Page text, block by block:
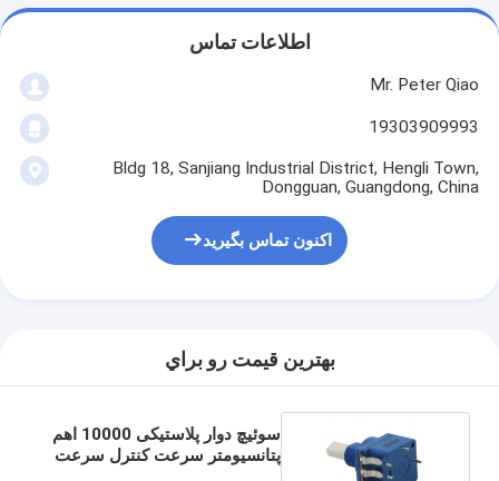
اطلاعات تماس
Mr. Peter Qiao
19303909993
Bldg 18, Sanjiang Industrial District, Hengli Town,
Dongguan, Guangdong, China
اکنون تماس بگیرید
بهترين قيمت رو براي
سوئیچ دوار پلاستیکی 10000 اهم
پتانسیومتر سرعت کنترل سرعت